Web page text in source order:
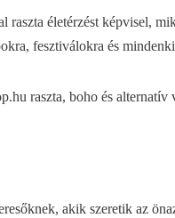
raszta életérzést képvisel,
fesztiválokra és
raszta, boho és
akik szeretik az